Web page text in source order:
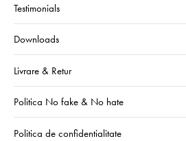
Testimonials
Downloads
Livrare & Retur
Politica No fake & No hate
Politica de confidentialitate